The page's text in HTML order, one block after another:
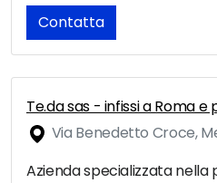
Contatta
Te.da sas - infissi a Roma e
Via Benedetto Croce,
Azienda specializzata nella